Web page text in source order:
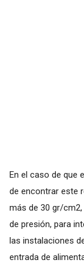
En el caso de que
de encontrar este
más de 30 gr/
de presión, para
las instalaciones
entrada de